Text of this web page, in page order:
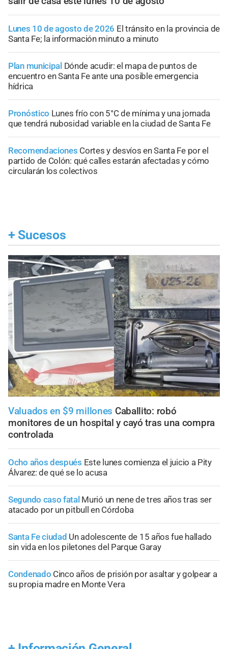
Lunes 10 de agosto de 2026 El tránsito en la provincia de
Santa Fe; la información minuto a minuto
Plan municipal Dónde acudir: el mapa de puntos de
encuentro en Santa Fe ante una posible emergencia
hídrica
Pronóstico Lunes frío con 5°C de mínima y una jornada
que tendrá nubosidad variable en la ciudad de Santa Fe
Recomendaciones Cortes y desvíos en Santa Fe por el
partido de Colón: qué calles estarán afectadas y cómo
circularán los colectivos
+ Sucesos
Valuados en $9 millones Caballito: robó
monitores de un hospital y cayó tras una compra
controlada
Ocho años después Este lunes comienza el juicio a Pity
Álvarez: de qué se lo acusa
Segundo caso fatal Murió un nene de tres años tras ser
atacado por un pitbull en Córdoba
Santa Fe ciudad Un adolescente de 15 años fue hallado
sin vida en los piletones del Parque Garay
Condenado Cinco años de prisión por asaltar y golpear a
su propia madre en Monte Vera